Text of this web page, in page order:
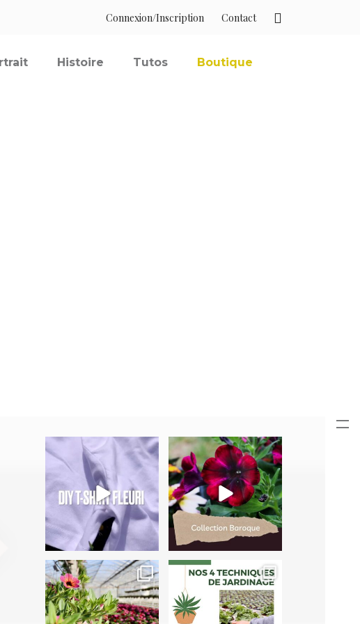
Connexion/Inscription Contact
Histoire Tutos Boutique